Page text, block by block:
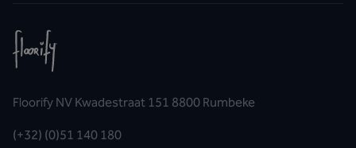
Floorify NV Kwadestraat 151 8800 Rumbeke
(+32) (0)51 140 180